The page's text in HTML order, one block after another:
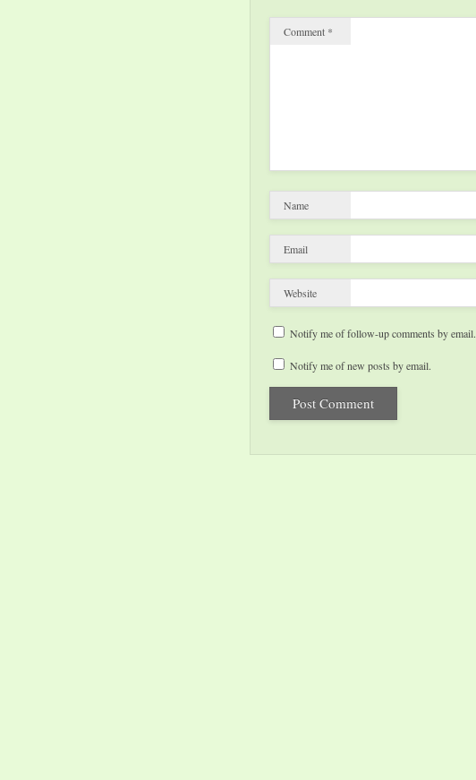
Comment *
Name
Email
Website
Notify me of follow-up comments by email.
Notify me of new posts by email.